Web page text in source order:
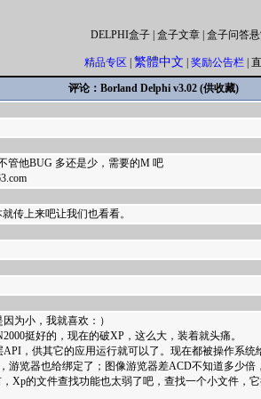
DELPHI盒子 盒子文章 盒子问答
精品专区 繁體中文 奖励公告栏
评论：Borland Delphi v3.02 (供收藏)
管他BUG 多还是少，需要的M 吧
传上来吧让我们也看看。
为小，我就喜欢：）
挺好的，现在的破XP，这么大，装着就头痛。
，供其它的应用运行就可以了。现在都被操作系
游览器也给绑定了；图像游览器差ACD不知道多少
Xp的文件查找功能也太弱了吧，查找一个小文件，